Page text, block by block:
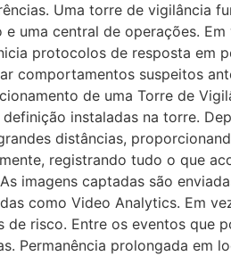
Uma torre de vigilância
uma central de operações.
protocolos de resposta em
comportamentos suspeitos
de uma Torre de
instaladas na torre.
distâncias,
registrando tudo o que
imagens captadas são
como Video Analytics. Em
risco. Entre os eventos que
Permanência prolongada em